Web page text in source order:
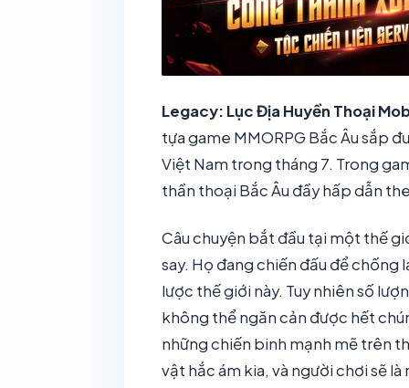
Legacy: Lục Địa Huyền Thoại
tựa game MMORPG Bắc Âu sắp
Việt Nam trong tháng 7. Trong
thần thoại Bắc Âu đầy hấp dẫn
Câu chuyện bắt đầu tại một thế
say. Họ đang chiến đấu để chống
lược thế giới này. Tuy nhiên số
không thể ngăn cản được hết
những chiến binh mạnh mẽ trên
vật hắc ám kia, và người chơi sẽ